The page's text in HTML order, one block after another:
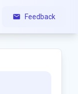
Feedback